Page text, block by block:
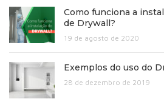
Como funciona a
de Drywall?
19 de agosto de 2020
Exemplos do uso do
28 de dezembro de 2019